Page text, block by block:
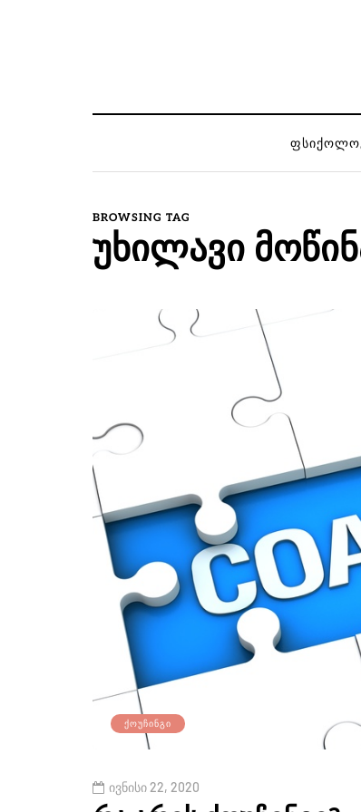
BROWSING TAG
უხილავი
ᲥᲝᲣᲩᲘᲜᲒᲘ
ივნისი 22, 2020